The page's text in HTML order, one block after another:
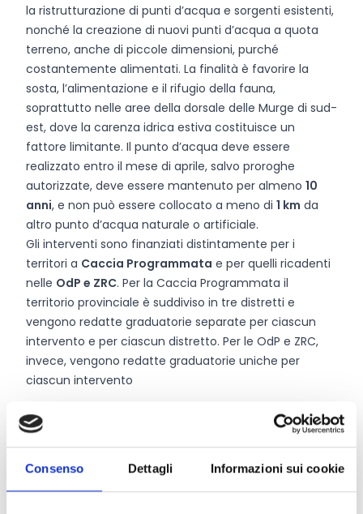
Consenso Dettagli Informazioni sui cookie
la ristrutturazione di punti d’acqua e sorgenti esistenti,
nonché la creazione di nuovi punti d’acqua a quota
terreno, anche di piccole dimensioni, purché
costantemente alimentati. La finalità è favorire la
sosta, l’alimentazione e il rifugio della fauna,
soprattutto nelle aree della dorsale delle Murge di sud-
est, dove la carenza idrica estiva costituisce un
fattore limitante. Il punto d’acqua deve essere
realizzato entro il mese di aprile, salvo proroghe
autorizzate, deve essere mantenuto per almeno 10
anni, e non può essere collocato a meno di 1 km da
altro punto d’acqua naturale o artificiale.
Gli interventi sono finanziati distintamente per i
territori a Caccia Programmata e per quelli ricadenti
nelle OdP e ZRC. Per la Caccia Programmata il
territorio provinciale è suddiviso in tre distretti e
vengono redatte graduatorie separate per ciascun
intervento e per ciascun distretto. Per le OdP e ZRC,
invece, vengono redatte graduatorie uniche per
ciascun intervento
Chi può partecipare
Possono accedere al bando i proprietari o i conduttori
dei fondi rustici ricadenti nell’ATC di Taranto, che si